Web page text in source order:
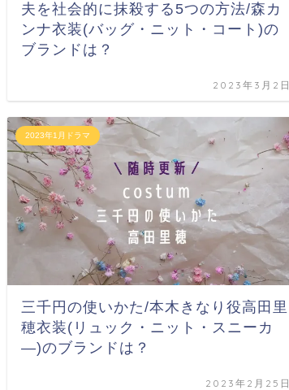
夫を社会的に抹殺する5つの方法/森カ
ンナ衣装(バッグ・ニット・コート)の
ブランドは？
2023年3月2日
2023年1月ドラマ
三千円の使いかた/本木きなり役高田里
穂衣装(リュック・ニット・スニーカ
―)のブランドは？
2023年2月25日